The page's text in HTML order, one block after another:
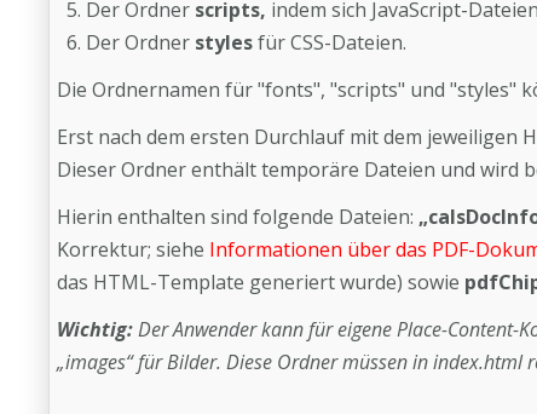
Der Ordner scripts, indem sich JavaScript-
Der Ordner stylesfürCSS-Dateien.
Die Ordnernamen für "fonts", "scripts" und "styles"
Erst nach dem ersten Durchlauf mit dem
Dieser Ordner enthält temporäre Dateien und wird
Hierin enthalten sind folgende Dateien:
Korrektur; siehe Informationen über das PDF-
das HTML-Template generiert wurde) sowie
Wichtig:Der Anwender kann für eigene Place-
„images“ für Bilder. Diese Ordner müssen in